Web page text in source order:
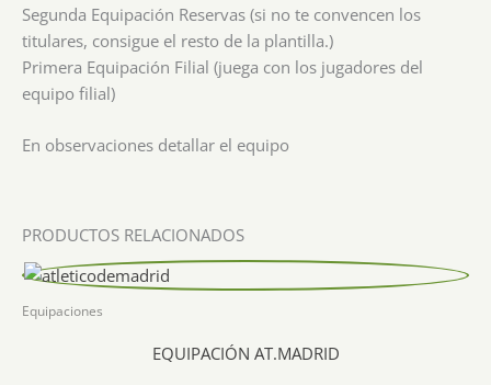
Segunda Equipación Reservas (si no te convencen los
titulares, consigue el resto de la plantilla.)
Primera Equipación Filial (juega con los jugadores del
equipo filial)
En observaciones detallar el equipo
PRODUCTOS RELACIONADOS
Equipaciones
EQUIPACIÓN AT.MADRID